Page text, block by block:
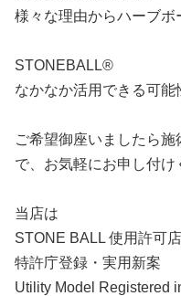
様々な理由からハーブ
STONEBALL®️
なかなか活用できる可能
ご希望御座いましたら
で、お気軽にお申し付け
当店は
STONE BALL 使用許可
特許庁登録・実用新案
Utility Model Registered